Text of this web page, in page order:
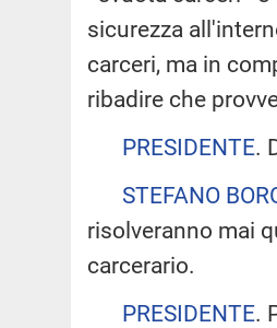
sicurezza
carceri, ma in
ribadire che
PRESIDENTE.
STEFANO
risolveranno mai
carcerario.
PRESIDENTE.